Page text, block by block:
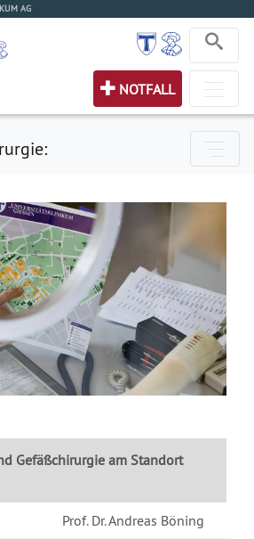
AG
NOTFALL
Gefäßchirurgie am Standort
Prof. Dr. Andreas Böning